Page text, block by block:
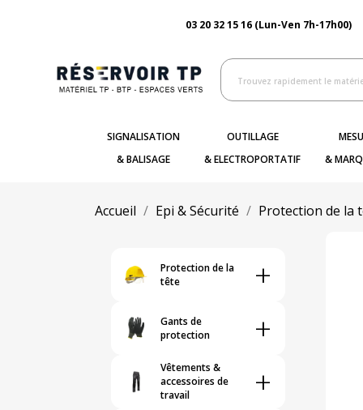
03 20 32 15 16 (Lun-Ven 7h-17h00)
SIGNALISATION
& BALISAGE
OUTILLAGE
& ELECTROPORTATIF
&
Accueil Epi & Sécurité Protection de la
Protection de la
tête
+
Gants de
protection
+
Vêtements &
accessoires de
travail
+